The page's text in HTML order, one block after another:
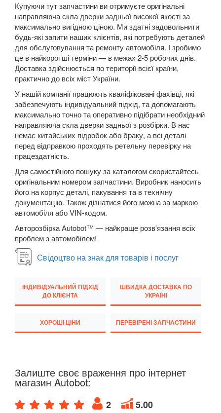
308 CC
407 (6E, 6C, 6D)
508
508 SW RXH
607 (9D, 9U)
807 (E)
1007 (KM)
2008
3008
4007 (GP)
5008 I
5008 II
Bipper III (A, 225L)
Boxer II (250)
Expert II (VF3)
Partner II (B9)
PORSCHE
RENAULT
Купуючи тут запчастини ви отримуєте оригінальні
направляюча скла дверки задньої високої якості за
максимально вигідною ціною. Ми здатні задовольнити
будь-які запити наших клієнтів, які потребують деталей
для обслуговування та ремонту автомобіля. І зробимо
це в найкоротші терміни — в межах 2-5 робочих днів.
Доставка здійснюється по території всієї країни,
практично до всіх міст України.
У нашій компанії працюють кваліфіковані фахівці, які
забезпечують індивідуальний підхід, та допомагають
максимально точно та оперативно підібрати необхідний
направляюча скла дверки задньої з розбірки. В нас
немає китайських підробок або браку, а всі деталі
перед відправкою проходять ретельну перевірку на
працездатність.
Для самостійного пошуку за каталогом скористайтесь
оригінальним номером запчастини. Виробник наносить
його на корпус деталі, пакування та в технічну
документацію. Також дізнатися його можна за маркою
автомобіля або VIN-кодом.
Авторозбірка Autobot™ — найкраще розв'язання всіх
проблем з автомобілем!
Свідоцтво на знак для товарів і послуг
ІНДИВІДУАЛЬНИЙ ПІДХІД
ДО КЛІЄНТА
ШВИДКА ДОСТАВКА ПО
УКРАЇНІ
ХОРОШІ ЦІНИ ПЕРЕВІРЕНІ ЗАПЧАСТИНИ
Залиште своє враження про інтернет
магазин Autobot:
2 5.00